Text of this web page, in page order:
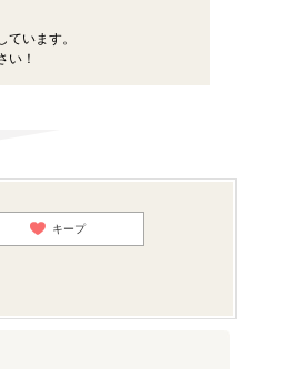
います。
い！
キープ